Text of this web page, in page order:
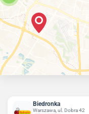
Biedronka
Warszawa, ul. Dobra 42